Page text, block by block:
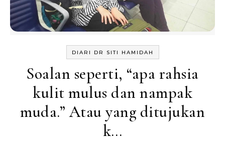
DIARI DR SITI HAMIDAH
Soalan seperti, “apa rahsia
kulit mulus dan nampak
muda.” Atau yang ditujukan
k…